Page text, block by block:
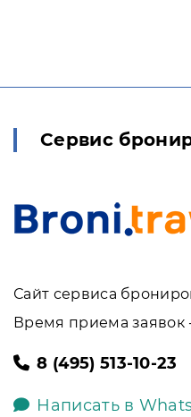
Сервис
Сайт сервиса
Время приема заявок
8 (495) 513-10-23
Написать в